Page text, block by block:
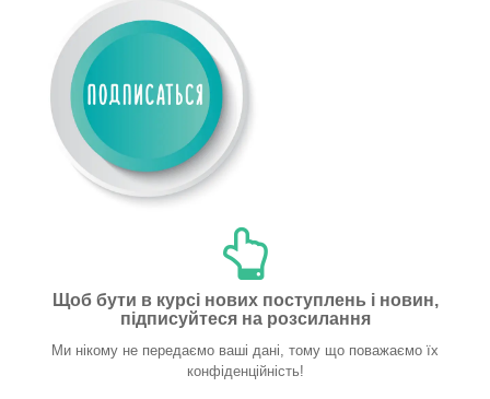
Щоб бути в курсі нових поступлень і новин,
підписуйтеся на розсилання
Ми нікому не передаємо ваші дані, тому що поважаємо їх
конфіденційність!